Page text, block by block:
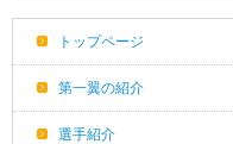
トップページ
第一翼の紹介
選手紹介